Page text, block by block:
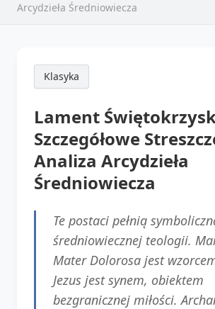
Arcydzieła Średniowiecza
Klasyka
Lament
Szczegółowe
Analiza Arcydzieła
Średniowiecza
Te postaci pełnią
średniowiecznej teologii.
Mater Dolorosa jest
Jezus jest synem, obiektem
bezgranicznej miłości.